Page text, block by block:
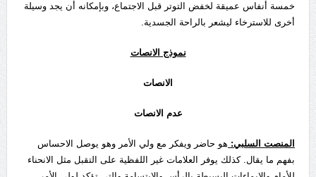
خمسة أنفاس عميقة لخفض التوتر قبل الاجتماع، وبإمكانه أن يجد وسيلة
أخرى للاسترخاء ليشعر بالراحة الجسدية.
نموذج الانصات
الانصات
عدم الانصات
المنصت السلبي: هو حاضر ويفكر مع ولي الأمر وهو يوصل الاحساس
بفهم ما يقال. كذلك يوفر العلامات غير اللفظية على التقبل مثل الانحناء